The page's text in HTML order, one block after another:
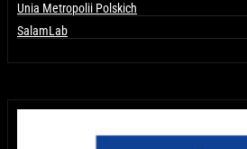
Unia Metropolii Polskich
SalamLab